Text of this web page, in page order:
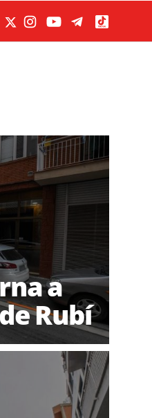
a
Rubí